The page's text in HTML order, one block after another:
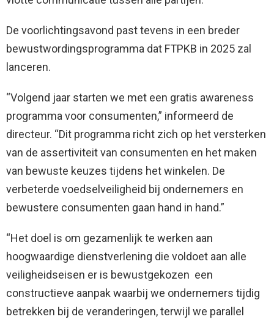
De voorlichtingsavond past tevens in een breder
bewustwordingsprogramma dat FTPKB in 2025 zal
lanceren.
“Volgend jaar starten we met een gratis awareness
programma voor consumenten,” informeerd de
directeur. “Dit programma richt zich op het versterken
van de assertiviteit van consumenten en het maken
van bewuste keuzes tijdens het winkelen. De
verbeterde voedselveiligheid bij ondernemers en
bewustere consumenten gaan hand in hand.”
“Het doel is om gezamenlijk te werken aan
hoogwaardige dienstverlening die voldoet aan alle
veiligheidseisen er is bewustgekozen een
constructieve aanpak waarbij we ondernemers tijdig
betrekken bij de veranderingen, terwijl we parallel